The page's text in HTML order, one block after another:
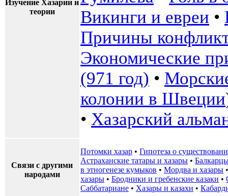
Изучение Хазарии и
теории
Викинги и евреи •
Причины
Экономические
(971 год) •
колонии в Швеции
• Хазарский
Связи с другими
народами
Потомки хазар • Гипотеза о
Астраханские татары и хазары •
в этногенезе кумыков • Мордва и хазары
хазары • Бродники и гребенские казаки •
Саббатариане • Хазары и казахи •